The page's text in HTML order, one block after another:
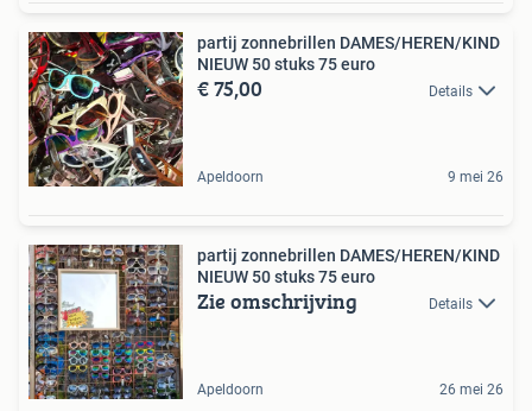
partij zonnebrillen DAMES/HEREN/KIND
NIEUW 50 stuks 75 euro
€ 75,00 Details
Apeldoorn 9 mei 26
partij zonnebrillen DAMES/HEREN/KIND
NIEUW 50 stuks 75 euro
Zie omschrijving Details
Apeldoorn 26 mei 26